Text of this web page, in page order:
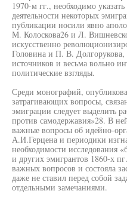
1970-м гг., необходимо
деятельности некоторых
публикации носили явно
М. Колоскова26 и Л.
искусственно
Головина и П. В.
источников и весьма вольно
политические взгляды.
Среди монографий,
затрагивающих вопросы,
эмиграции следует выделить
против самодержавия»28. В
важные вопросы об идейно-
А.И.Герцена и периодики
необходимости исследования
и других эмигрантов 1860-х
важных вопросов и состояла
даже не ставил перед собой
отдельными замечаниями.